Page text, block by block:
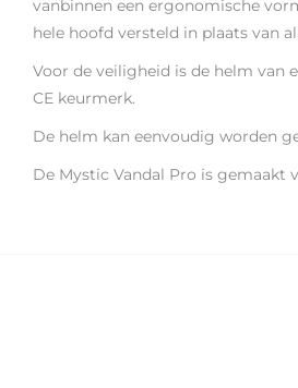
vanbinnen een ergonomische
hele hoofd versteld in plaats van
Voor de veiligheid is de helm van
CE keurmerk.
De helm kan eenvoudig worden
De Mystic Vandal Pro is gemaakt